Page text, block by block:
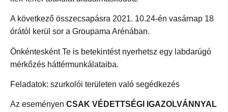
A következő összecsapásra 2021. 10.24-én vasárnap 18
órától kerül sor a Groupama Arénában.
Önkéntesként Te is betekintést nyerhetsz egy labdarúgó
mérkőzés háttérmunkálataiba.
Feladatok: szurkolói területen való segédkezés
Az eseményen CSAK VÉDETTSÉGI IGAZOLVÁNNYAL